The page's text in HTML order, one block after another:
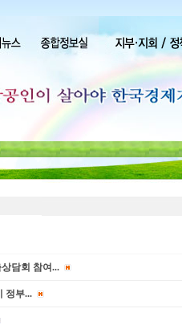
담회 참여...
정부...